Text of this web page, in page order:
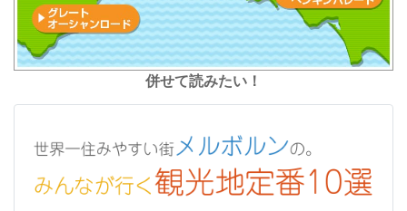
併せて読みたい！